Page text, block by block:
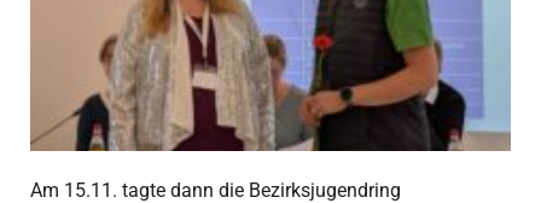
Am 15.11. tagte dann die Bezirksjugendring